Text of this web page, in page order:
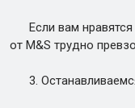
Если вам нравятся
от M&S трудно
3.